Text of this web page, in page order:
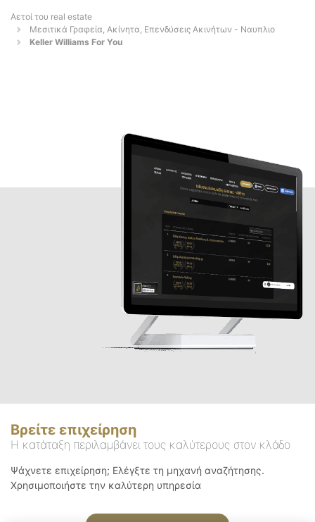
Αετοί του real estate
Μεσιτικά Γραφεία, Ακίνητα, Επενδύσεις Ακινήτων - Ναυπλιο
Keller Williams For You
Βρείτε επιχείρηση
Η κατάταξη περιλαμβάνει τους καλύτερους στον κλάδο
Ψάχνετε επιχείρηση; Ελέγξτε τη μηχανή αναζήτησης.
Χρησιμοποιήστε την καλύτερη υπηρεσία